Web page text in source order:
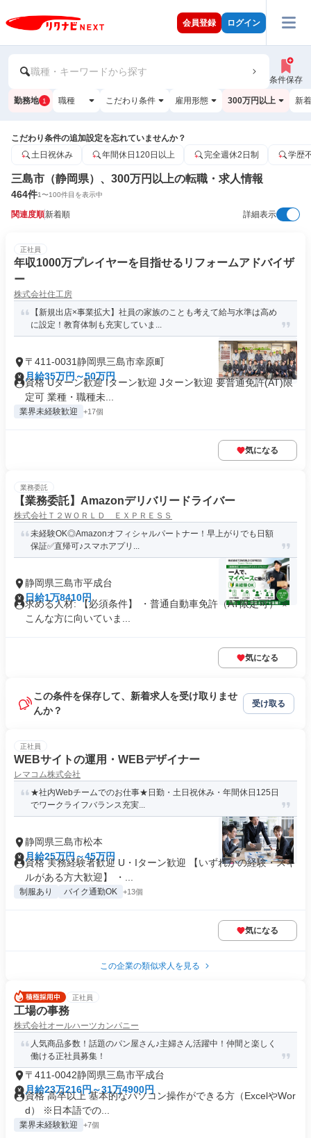
会員登録 ログイン
職種・キーワードから探す
条件保存
勤務地 1 職種 こだわり条件 雇用形態 300万円以上 新
こだわり条件の追加設定を忘れていませんか？
土日祝休み
年間休日120日以上 完全週休2日制 学歴
三島市（静岡県）、300万円以上の転職・求人情報
464件1〜100件目を表示中
関連度順新着順 詳細表示
正社員
年収1000万プレイヤーを目指せるリフォームアドバイザ
ー
株式会社住工房
【新規出店×事業拡大】社員の家族のことも考えて給与水準は高め
に設定！教育体制も充実していま...
〒411-0031静岡県三島市幸原町
月給35万円～50万円
資格 Uターン歓迎 Iターン歓迎 Jターン歓迎 要普通免許(AT)限
定可 業種・職種未...
業界未経験歓迎 +17個
気になる
業務委託
【業務委託】Amazonデリバリードライバー
株式会社Ｔ２ＷＯＲＬＤ ＥＸＰＲＥＳＳ
未経験OK◎Amazonオフィシャルパートナー！早上がりでも日額
保証✅直帰可♪スマホアプリ...
静岡県三島市平成台
日給1万8410円
求める人材: 【必須条件】 ・普通自動車免許（AT限定可） ⭐
こんな方に向いていま...
気になる
この条件を保存して、新着求人を受け取りませ
んか？
受け取る
正社員
WEBサイトの運用・WEBデザイナー
レマコム株式会社
★社内Webチームでのお仕事★日勤・土日祝休み・年間休日125日
でワークライフバランス充実...
静岡県三島市松本
月給25万円～45万円
資格 実務経験者歓迎 U・Iターン歓迎 【いずれかの経験・スキ
ルがある方大歓迎】 ・...
制服あり バイク通勤OK +13個
気になる
この企業の類似求人を見る
正社員
工場の事務
株式会社オールハーツカンパニー
人気商品多数！話題のパン屋さん♪主婦さん活躍中！仲間と楽しく
働ける正社員募集！
〒411-0042静岡県三島市平成台
月給23万216円～31万4900円
資格 高卒以上 基本的なパソコン操作ができる方（ExcelやWor
d） ※日本語での...
業界未経験歓迎 +7個